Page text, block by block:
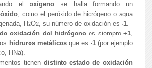
eloxígeno se halla formando un
, como el peróxido de hidrógeno o agua
H2O2, su número de oxidación es -1.
oxidación del hidrógenoes siempre +1,
hidruros metálicosque es -1(por ejemplo
HNa).
tienen distinto estado de oxidación